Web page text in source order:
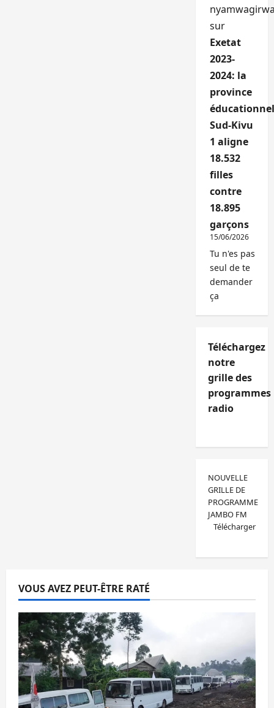
sur
Exetat
2023-
2024: la
province
Sud-Kivu
1 aligne
18.532
filles
contre
18.895
garçons
15/06/2026
Tu n'es pas
seul de te
demander
ça
Téléchargez
notre
grille des
programmes
radio
NOUVELLE
GRILLE DE
PROGRAMME
JAMBO FM
Télécharger
VOUS AVEZ PEUT-ÊTRE RATÉ